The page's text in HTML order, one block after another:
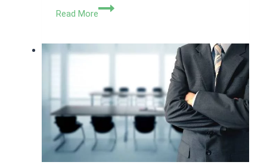
Read More
Pajak
Urus
Bersama
Kami